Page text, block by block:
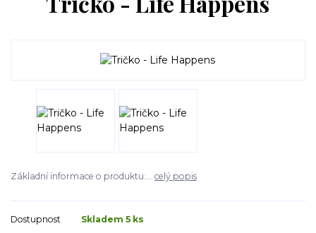
Základní informace o produktu:... celý popis
Dostupnost
Skladem 5 ks